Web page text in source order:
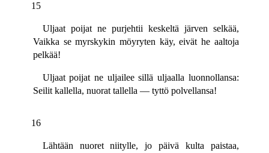
15
Uljaat poijat ne purjehtii keskeltä järven selkää,
Vaikka se myrskykin möyryten käy, eivät he aaltoja
pelkää!
Uljaat poijat ne uljailee sillä uljaalla luonnollansa:
Seilit kallella, nuorat tallella — tyttö polvellansa!
16
Lähtään nuoret niitylle, jo päivä kulta paistaa,